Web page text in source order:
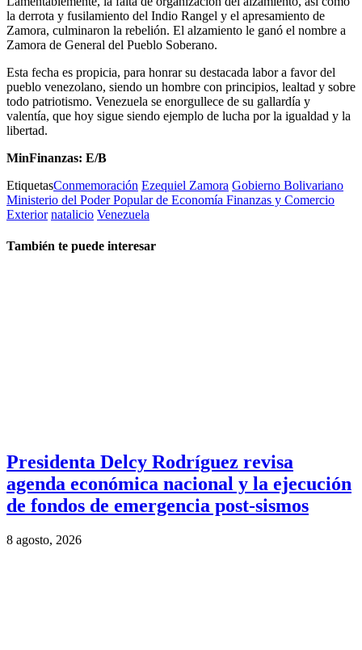
la derrota y fusilamiento del Indio Rangel y el apresamiento de
Zamora, culminaron la rebelión. El alzamiento le ganó el nombre a
Zamora de General del Pueblo Soberano.
Esta fecha es propicia, para honrar su destacada labor a favor del
pueblo venezolano, siendo un hombre con principios, lealtad y sobre
todo patriotismo. Venezuela se enorgullece de su gallardía y
valentía, que hoy sigue siendo ejemplo de lucha por la igualdad y la
libertad.
MinFinanzas: E/B
EtiquetasConmemoración Ezequiel Zamora Gobierno Bolivariano
Ministerio del Poder Popular de Economía Finanzas y Comercio
Exterior natalicio Venezuela
También te puede interesar
Presidenta Delcy Rodríguez revisa
agenda económica nacional y la ejecución
de fondos de emergencia post-sismos
8 agosto, 2026